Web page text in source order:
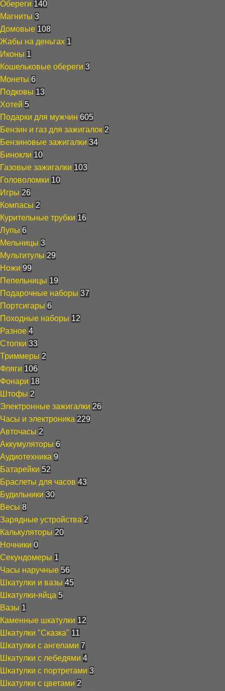
Обереги 140
Магниты 3
Домовые 108
Жабы на деньгах 1
Иконы 1
Кошельковые обереги 3
Монеты 6
Подковы 13
Хотей 5
Подарки для мужчин 605
Бензин и газ для зажигалок 2
Бензиновые зажигалки 34
Бинокли 10
Газовые зажигалки 103
Головоломки 10
Игры 26
Компасы 2
Курительные трубки 16
Лупы 6
Мельницы 3
Мультитулы 29
Ножи 99
Пепельницы 19
Подарочные наборы 37
Портсигары 6
Походные наборы 12
Разное 4
Стопки 33
Триммеры 2
Фляги 106
Фонари 18
Штофы 2
Электронные зажигалки 26
Часы и электроника 229
Авточасы 2
Аккумуляторы 6
Аудиотехника 9
Батарейки 52
Браслеты для часов 43
Будильники 30
Весы 8
Зарядные устройства 2
Калькуляторы 20
Ночники 0
Секундомеры 1
Часы наручные 56
Шкатулки и вазы 45
Шкатулки-яйца 5
Вазы 1
Каменные шкатулки 12
Шкатулки "Сказка" 11
Шкатулки с ангелами 7
Шкатулки с лебедями 4
Шкатулки с портретами 3
Шкатулки с цветами 2